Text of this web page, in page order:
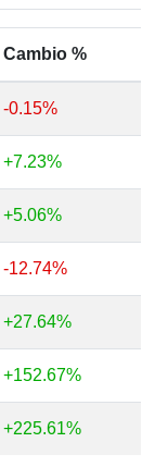
Cambio %
-0.15%
+7.23%
+5.06%
-12.74%
+27.64%
+152.67%
+225.61%